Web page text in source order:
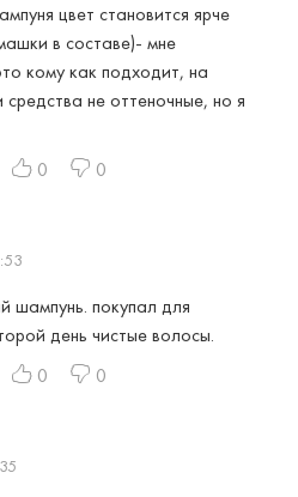
цвет становится ярче
в составе)- мне
кому как подходит, на
не оттеночные, но я
0 0
шампунь. покупал для
день чистые волосы.
0 0